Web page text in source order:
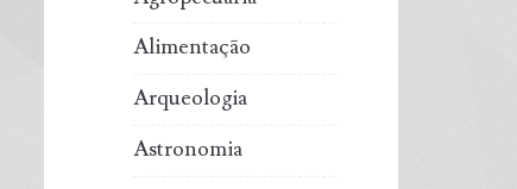
Alimentação
Arqueologia
Astronomia